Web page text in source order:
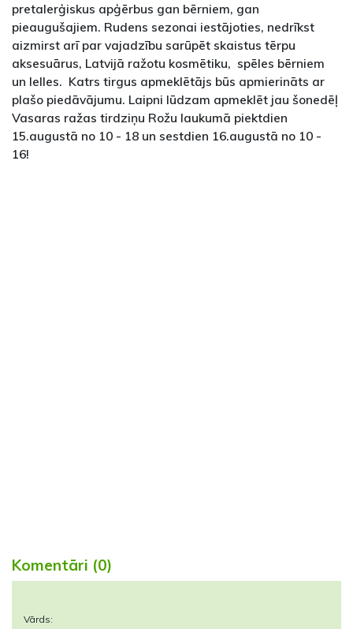
pretalerģiskus apģērbus gan bērniem, gan
pieaugušajiem. Rudens sezonai iestājoties, nedrīkst
aizmirst arī par vajadzību sarūpēt skaistus tērpu
aksesuārus, Latvijā ražotu kosmētiku, spēles bērniem
un lelles. Katrs tirgus apmeklētājs būs apmierināts ar
plašo piedāvājumu. Laipni lūdzam apmeklēt jau šonedēļ
Vasaras ražas tirdziņu Rožu laukumā piektdien
15.augustā no 10 - 18 un sestdien 16.augustā no 10 -
16!
Komentāri (0)
Vārds: